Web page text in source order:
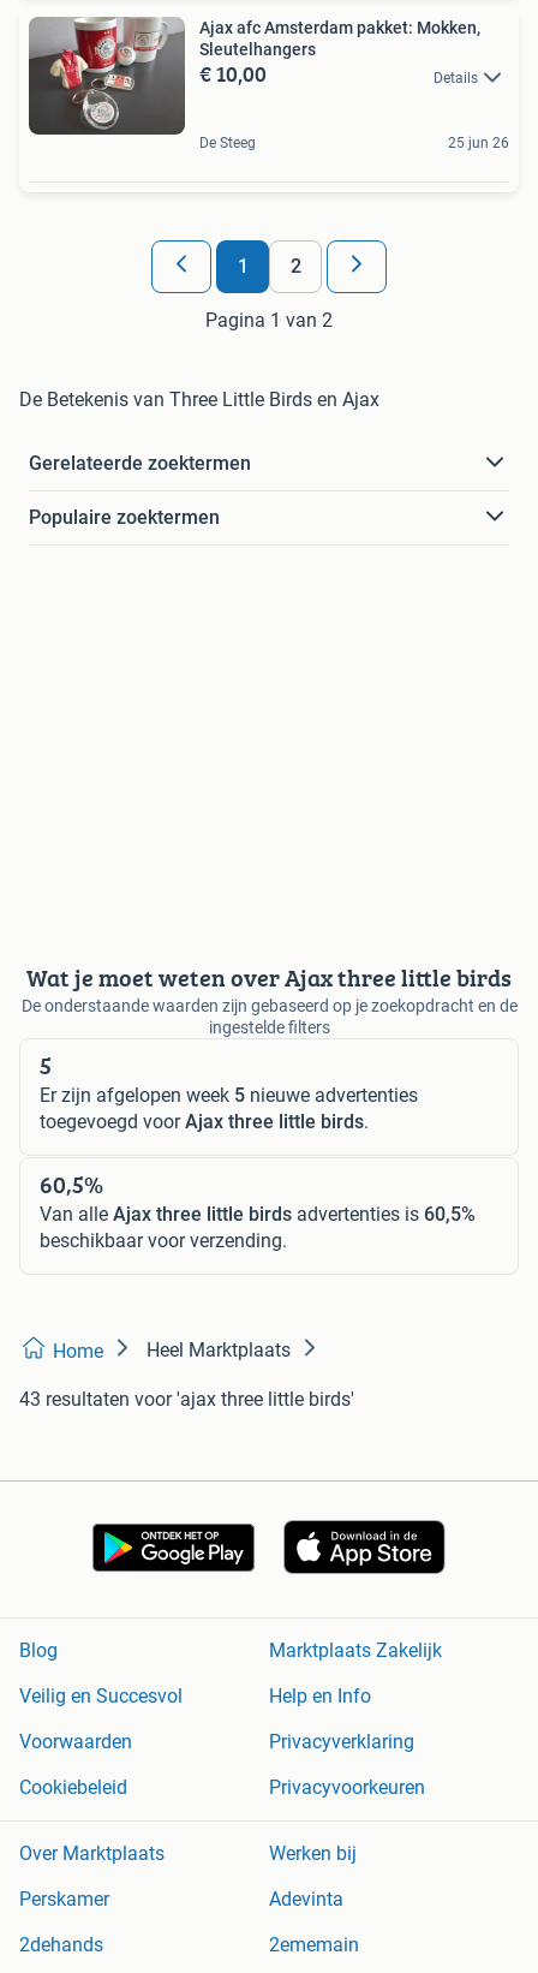
Ajax afc Amsterdam pakket: Mokken,
Sleutelhangers
€ 10,00 Details
De Steeg 25 jun 26
1 2
Pagina 1 van 2
De Betekenis van Three Little Birds en Ajax
Gerelateerde zoektermen
Populaire zoektermen
Wat je moet weten over Ajax three little birds
De onderstaande waarden zijn gebaseerd op je zoekopdracht en de
ingestelde filters
5
Er zijn afgelopen week 5 nieuwe advertenties
toegevoegd voorAjax three little birds.
60,5%
Van alle Ajax three little birds advertenties is 60,5%
beschikbaar voor verzending.
Home Heel Marktplaats
43 resultaten voor 'ajax three little birds'
Blog
Marktplaats Zakelijk
Veilig en Succesvol
Help en Info
Voorwaarden
Privacyverklaring
Cookiebeleid
Privacyvoorkeuren
Over Marktplaats
Werken bij
Perskamer
Adevinta
2dehands
2ememain